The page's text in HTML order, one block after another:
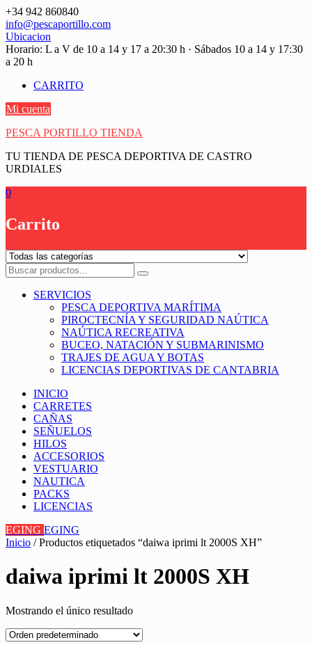
Saltar
contenido
+34 942 860840
info@pescaportillo.com
Ubicacion
Horario: L a V de 10 a 14 y 17 a 20:30 h · Sábados 10 a 14 y 17:30
a 20 h
CARRITO
Mi cuenta
PESCA PORTILLO TIENDA
TU TIENDA DE PESCA DEPORTIVA DE CASTRO
URDIALES
0
Carrito
SERVICIOS
PESCA DEPORTIVA MARÍTIMA
PIROCTECNÍA Y SEGURIDAD NAÚTICA
NAÚTICA RECREATIVA
BUCEO, NATACIÓN Y SUBMARINISMO
TRAJES DE AGUA Y BOTAS
LICENCIAS DEPORTIVAS DE CANTABRIA
INICIO
CARRETES
CAÑAS
SEÑUELOS
HILOS
ACCESORIOS
VESTUARIO
NAUTICA
PACKS
LICENCIAS
EGING EGING
Inicio / Productos etiquetados “daiwa iprimi lt 2000S XH”
daiwa iprimi lt 2000S XH
Mostrando el único resultado